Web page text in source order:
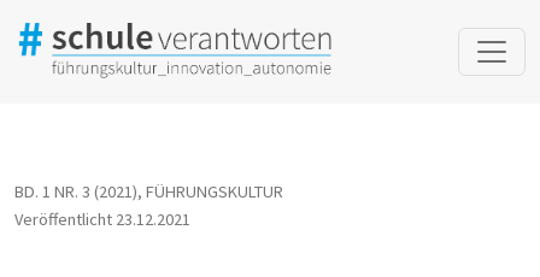
BD. 1 NR. 3 (2021), FÜHRUNGSKULTUR
Veröffentlicht 23.12.2021